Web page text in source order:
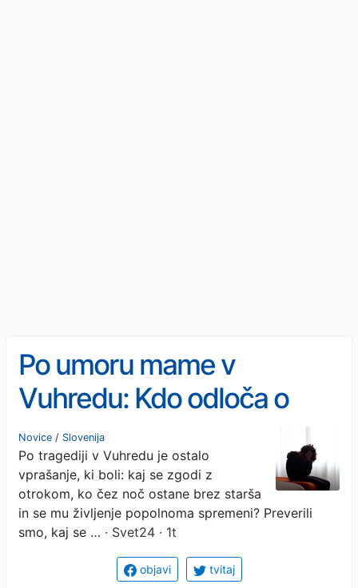
Po umoru mame v
Vuhredu: Kdo odloča o
otrokovi prihodnosti?
Novice / Slovenija
Po tragediji v Vuhredu je ostalo
vprašanje, ki boli: kaj se zgodi z
otrokom, ko čez noč ostane brez starša
in se mu življenje popolnoma spremeni? Preverili
smo, kaj se … · Svet24 · 1t
objavi tvitaj